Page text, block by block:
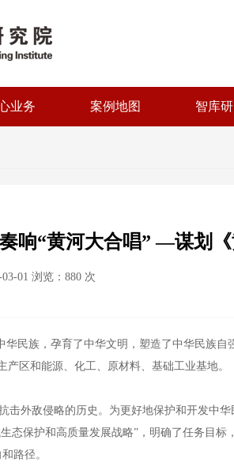
业务 案例地图 智库
响“黄河大合唱” —谋划
01 浏览： 880 次
民族，孕育了中华文明，塑造了中华民族自
区和能源、化工、原材料、基础工业基地。
击外敌侵略的历史。为更好地保护和开发中华
态保护和高质量发展战略”，明确了任务目标
路径。